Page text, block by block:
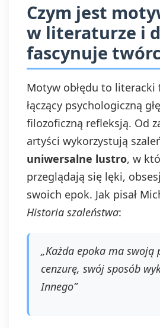
Czym jest
w literaturze i
fascynuje
Motyw obłędu to literacki
łączący psychologiczną
filozoficzną refleksją. Od
artyści wykorzystują
uniwersalne lustro, w
przeglądają się lęki,
swoich epok. Jak pisał
Historia szaleństwa:
„Każda epoka ma swoją
cenzurę, swój sposób
Innego”